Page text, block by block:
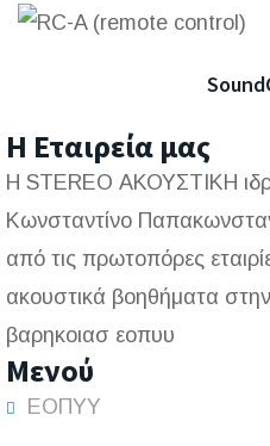
Η Εταιρεία μας
Η STEREO ΑΚΟΥΣΤΙΚΗ
Κωνσταντίνο
από τις πρωτοπόρες
ακουστικά βοηθήματα
βαρηκοιασ εοπυυ
Μενού
ΕΟΠΥΥ